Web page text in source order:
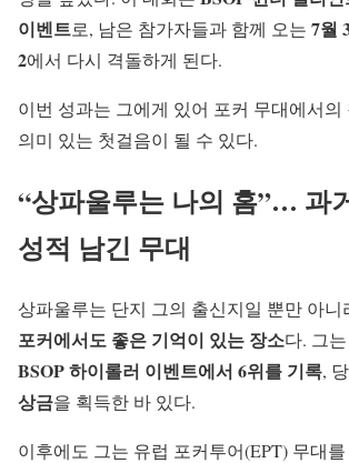
이벤트로, 남은 참가자들과 함께 오는 7월
2에서 다시 격돌하게 된다.
이번 성과는 그에게 있어 포커 무대에서의
의미 있는 첫걸음이 될 수 있다.
“상파울루는 나의 홈”… 과
성적 남긴 무대
상파울루는 단지 그의 출신지일 뿐만 아니
포커에서도 좋은 기억이 있는 장소다. 그
BSOP 하이롤러 이벤트에서 6위를 기록,
상금을 획득한 바 있다.
이후에도 그는 유럽 포커투어(EPT) 무대